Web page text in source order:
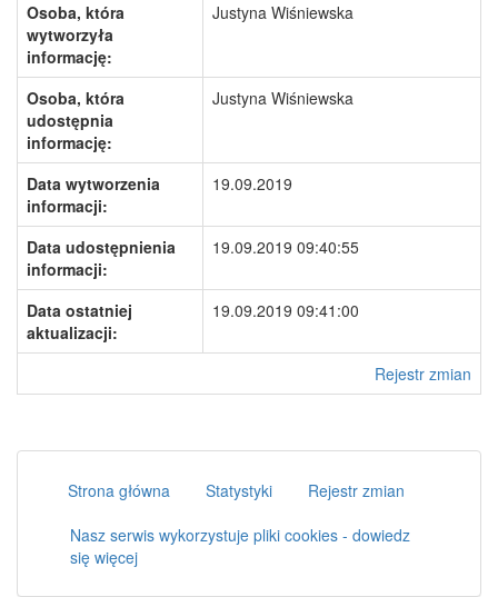
Osoba, która
wytworzyła
informację:
Justyna Wiśniewska
Osoba, która
udostępnia
informację:
Justyna Wiśniewska
Data wytworzenia
informacji:
19.09.2019
Data udostępnienia
informacji:
19.09.2019 09:40:55
Data ostatniej
aktualizacji:
19.09.2019 09:41:00
Rejestr zmian
Strona główna Statystyki
Rejestr zmian
Nasz serwis wykorzystuje pliki cookies - dowiedz
się więcej